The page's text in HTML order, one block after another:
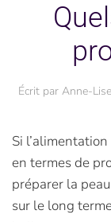
Écrit par Anne-
Si
en termes de
préparer la
sur le long